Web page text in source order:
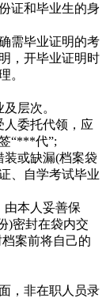
证和毕业生的身
需毕业证明的考
，开毕业证明时
。
层次。
人委托代领，应
“***代”;
或缺漏(档案袋
、自学考试毕业
由本人妥善保
)密封在袋内交
案前将自己的
，非在职人员录